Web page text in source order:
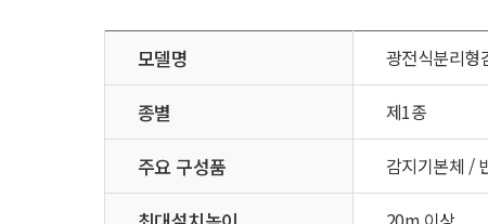
모델명 광전식분리형
종별 제1종
주요 구성품 감지기본체 /